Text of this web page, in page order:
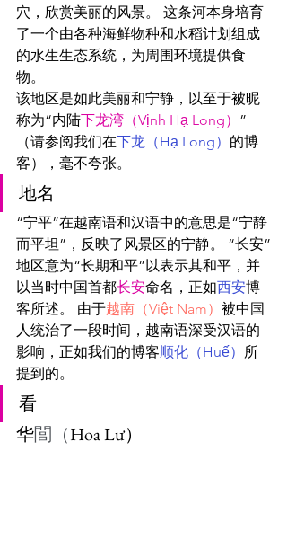
穴，欣赏美丽的风景。 这条河本身培育
了一个由各种海鲜物种和水稻计划组成
的水生生态系统，为周围环境提供食
物。
该地区是如此美丽和宁静，以至于被昵
称为“内陆下龙湾（Vịnh Hạ Long） ”
（请参阅我们在下龙（Hạ Long） 的博
客），毫不夸张。
地名
“宁平”在越南语和汉语中的意思是“宁静
而平坦”，反映了风景区的宁静。 “长安”
地区意为“长期和平”以表示其和平，并
以当时中国首都长安命名，正如西安博
客所述。 由于越南（Việt Nam） 被中国
人统治了一段时间，越南语深受汉语的
影响，正如我们的博客顺化（Huế） 所
提到的。
看
华閭（Hoa Lư）